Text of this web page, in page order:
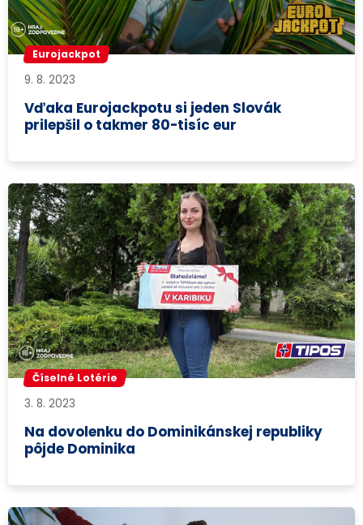
Eurojackpot
9. 8. 2023
Vďaka Eurojackpotu si jeden Slovák
prilepšil o takmer 80-tisíc eur
Číselné Lotérie
3. 8. 2023
Na dovolenku do Dominikánskej republiky
pôjde Dominika